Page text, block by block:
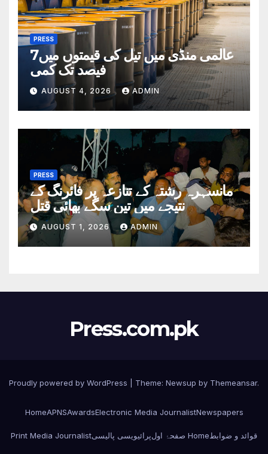
PRESS
عالمی منڈی میں تیل کی قیمتوں میں7
فیصد تک کمی
AUGUST 4, 2026 ADMIN
PRESS
مانسہرہ رشتہ کے تنازعہ پر فائرنگ کے
نتیجے میں تین سگے بھائی قتل
AUGUST 1, 2026 ADMIN
Press.com.pk
Proudly powered by WordPress Theme: Newsup by Themeansar.
HomeAPNSAwardsElectronic Media JournalistNewspapers
Print Media Journalistپرائیویسی پالیسی صفحۂ اول Homeقوائد و ضوابط